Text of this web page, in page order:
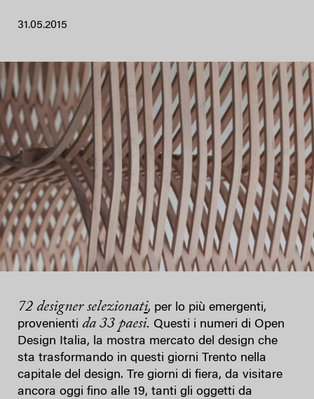
31.05.2015
72 designer selezionati, per lo più emergenti,
provenienti da 33 paesi. Questi i numeri di Open
Design Italia, la mostra mercato del design che
sta trasformando in questi giorni Trento nella
capitale del design. Tre giorni di fiera, da visitare
ancora oggi fino alle 19, tanti gli oggetti da